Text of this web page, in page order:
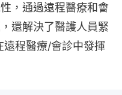
，通過遠程醫療和會
還解決了醫護人員緊
遠程醫療/會診中發揮